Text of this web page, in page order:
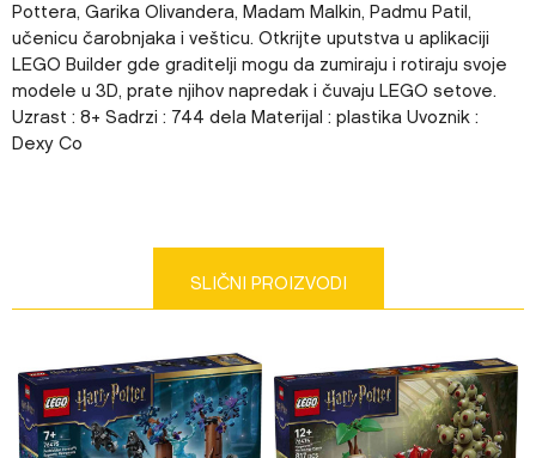
Pottera, Garika Olivandera, Madam Malkin, Padmu Patil,
učenicu čarobnjaka i vešticu. Otkrijte uputstva u aplikaciji
LEGO Builder gde graditelji mogu da zumiraju i rotiraju svoje
modele u 3D, prate njihov napredak i čuvaju LEGO setove.
Uzrast : 8+ Sadrzi : 744 dela Materijal : plastika Uvoznik :
Dexy Co
Poruka
Pol
UNIVERZALNO
Brend
LEGO
SLIČNI PROIZVODI